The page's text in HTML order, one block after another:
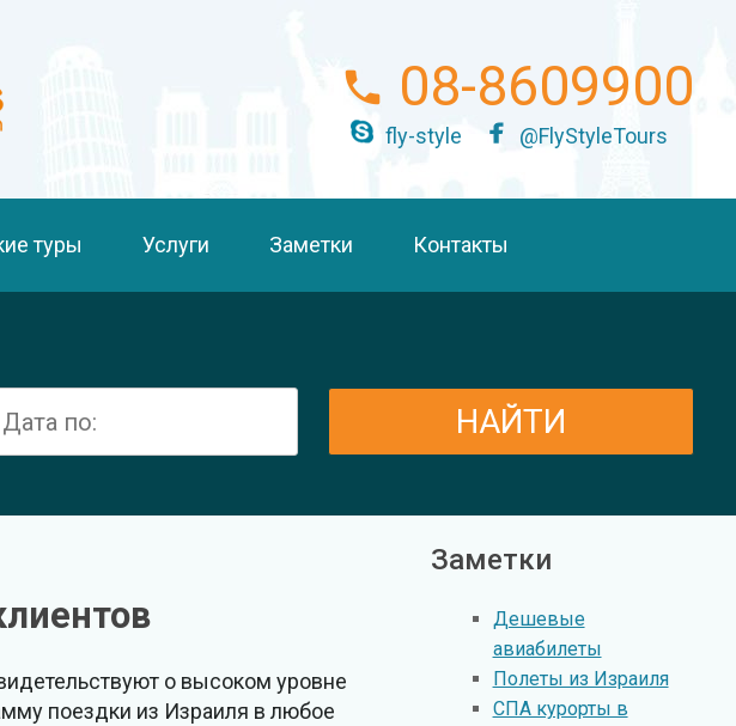
08-8609900
fly-style @FlyStyleTours
туры Услуги Заметки Контакты
о высоком уровне
поездки из Израиля в любое
Заметки
Дешевые
авиабилеты
Полеты из Израиля
СПА курорты в